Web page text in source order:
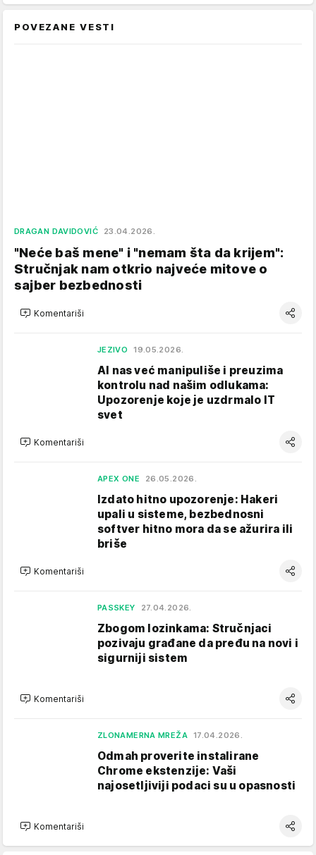
POVEZANE VESTI
DRAGAN DAVIDOVIĆ 23.04.2026.
"Neće baš mene" i "nemam šta da krijem":
Stručnjak nam otkrio najveće mitove o
sajber bezbednosti
Komentariši
JEZIVO 19.05.2026.
AI nas već manipuliše i preuzima
kontrolu nad našim odlukama:
Upozorenje koje je uzdrmalo IT
svet
Komentariši
APEX ONE 26.05.2026.
Izdato hitno upozorenje: Hakeri
upali u sisteme, bezbednosni
softver hitno mora da se ažurira ili
briše
Komentariši
PASSKEY 27.04.2026.
Zbogom lozinkama: Stručnjaci
pozivaju građane da pređu na novi i
sigurniji sistem
Komentariši
ZLONAMERNA MREŽA 17.04.2026.
Odmah proverite instalirane
Chrome ekstenzije: Vaši
najosetljiviji podaci su u opasnosti
Komentariši